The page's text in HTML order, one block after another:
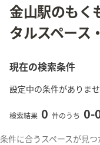
金山駅のもく
タルスペース
現在の検索条件
設定中の条件がありま
検索結果 0 件のうち 0-
条件に合うスペースが見つ